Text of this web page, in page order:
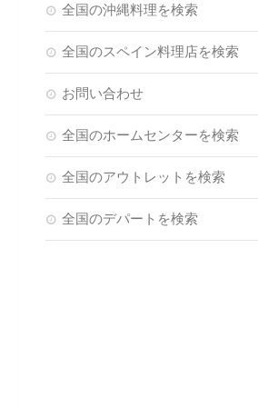
全国の沖縄料理を検索
全国のスペイン料理店を検索
お問い合わせ
全国のホームセンターを検索
全国のアウトレットを検索
全国のデパートを検索